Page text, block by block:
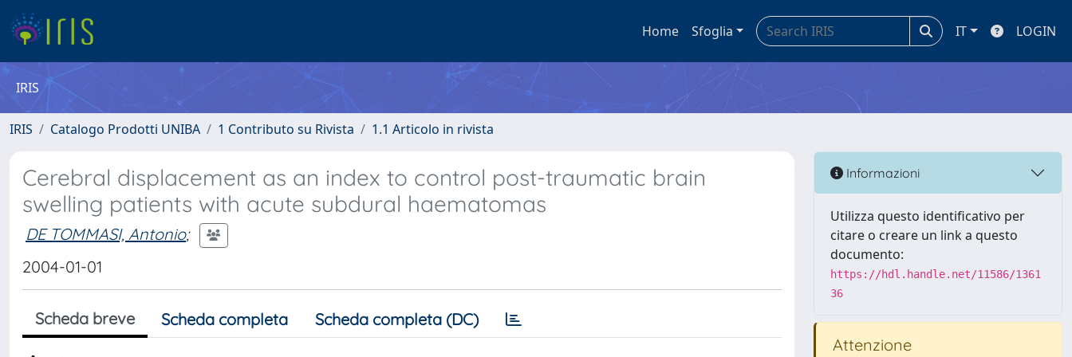
Home Sfoglia IT LOGIN
IRIS
IRIS Catalogo Prodotti UNIBA 1 Contributo su Rivista 1.1 Articolo in rivista
Cerebral displacement as an index to control post-traumatic brain
swelling patients with acute subdural haematomas
DE TOMMASI, Antonio;
2004-01-01
Scheda breve Scheda completa Scheda completa (DC)
Informazioni
Utilizza questo identificativo per
citare o creare un link a questo
documento:
https://hdl.handle.net/11586/1361
36
Attenzione